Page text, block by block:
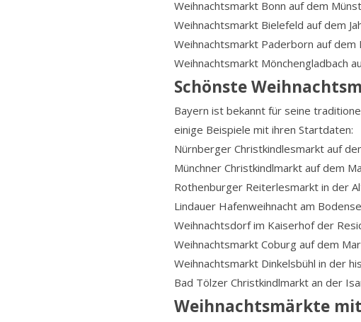
Weihnachtsmarkt Bonn auf dem
Weihnachtsmarkt Bielefeld auf dem
Weihnachtsmarkt Paderborn auf
Weihnachtsmarkt Mönchengladbach
Schönste
Bayern ist bekannt für seine
einige Beispiele mit ihren Startdaten:
Nürnberger Christkindlesmarkt auf
Münchner Christkindlmarkt auf dem
Rothenburger Reiterlesmarkt in der
Lindauer Hafenweihnacht am
Weihnachtsdorf im Kaiserhof der
Weihnachtsmarkt Coburg auf dem
Weihnachtsmarkt Dinkelsbühl in der
Bad Tölzer Christkindlmarkt an der
Weihnachtsmärkte